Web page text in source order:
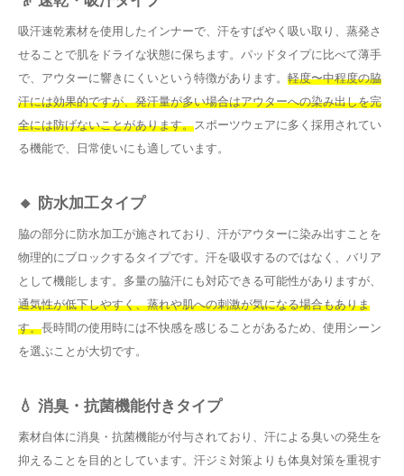
吸汗速乾素材を使用したインナーで、汗をすばやく吸い取り、蒸発さ
せることで肌をドライな状態に保ちます。パッドタイプに比べて薄手
で、アウターに響きにくいという特徴があります。 軽度〜中程度の脇
汗には効果的ですが、発汗量が多い場合はアウターへの染み出しを完
全には防げないことがあります。スポーツウェアに多く採用されてい
る機能で、日常使いにも適しています。
🔸 防水加工タイプ
脇の部分に防水加工が施されており、汗がアウターに染み出すことを
物理的にブロックするタイプです。汗を吸収するのではなく、バリア
として機能します。多量の脇汗にも対応できる可能性がありますが、
通気性が低下しやすく、蒸れや肌への刺激が気になる場合もありま
す。長時間の使用時には不快感を感じることがあるため、使用シーン
を選ぶことが大切です。
💧 消臭・抗菌機能付きタイプ
素材自体に消臭・抗菌機能が付与されており、汗による臭いの発生を
抑えることを目的としています。汗ジミ対策よりも体臭対策を重視す